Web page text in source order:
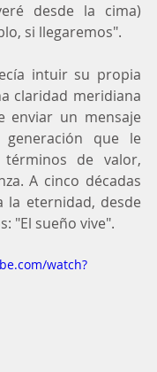
desde la cima)
si llegaremos".
intuir su propia
claridad meridiana
enviar un mensaje
que le
de valor,
A cinco décadas
la eternidad, desde
"El sueño vive".
watch?